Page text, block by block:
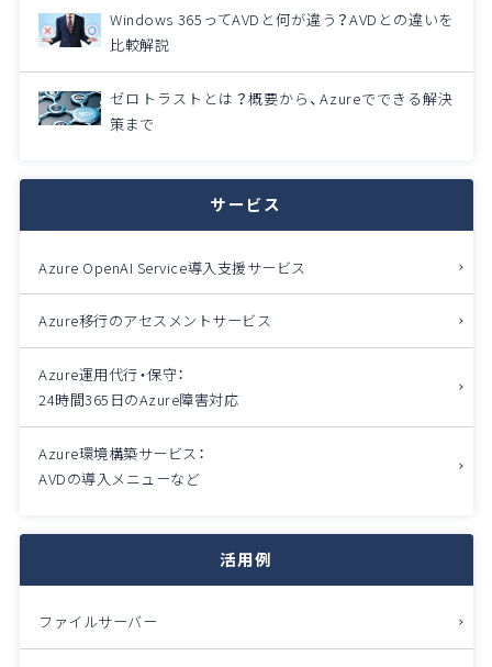
Windows 365ってAVDと何が違う？AVDとの違いを
比較解説
ゼロトラストとは？概要から、Azureでできる解決
策まで
サービス
Azure OpenAI Service導入支援サービス
Azure移行のアセスメントサービス
Azure運用代行・保守：
24時間365日のAzure障害対応
Azure環境構築サービス：
AVDの導入メニューなど
活用例
ファイルサーバー